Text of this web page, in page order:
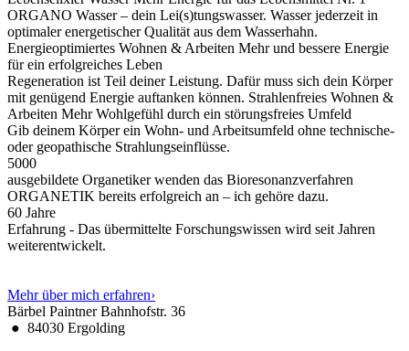
ORGANO Wasser – dein Lei(s)tungswasser. Wasser jederzeit in
optimaler energetischer Qualität aus dem Wasserhahn.
Energieoptimiertes Wohnen & Arbeiten Mehr und bessere Energie
für ein erfolgreiches Leben
Regeneration ist Teil deiner Leistung. Dafür muss sich dein Körper
mit genügend Energie auftanken können. Strahlenfreies Wohnen &
Arbeiten Mehr Wohlgefühl durch ein störungsfreies Umfeld
Gib deinem Körper ein Wohn- und Arbeitsumfeld ohne technische-
oder geopathische Strahlungseinflüsse.
5000
ausgebildete Organetiker wenden das Bioresonanzverfahren
ORGANETIK bereits erfolgreich an – ich gehöre dazu.
60 Jahre
Erfahrung - Das übermittelte Forschungswissen wird seit Jahren
weiterentwickelt.
Mehr über mich erfahren›
Bärbel PaintnerBahnhofstr. 36
● 84030 Ergolding